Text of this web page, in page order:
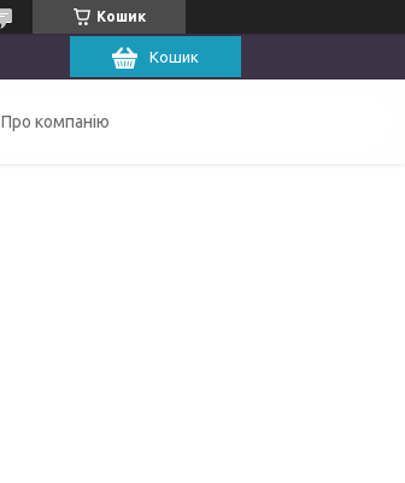
Кошик
Кошик
Про компанію